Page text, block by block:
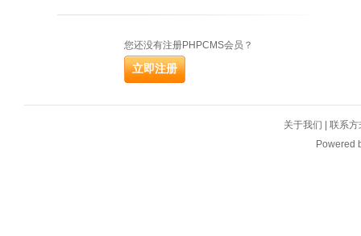
您还没有注册PHPCMS会员？
关于我们
联系方
Powered